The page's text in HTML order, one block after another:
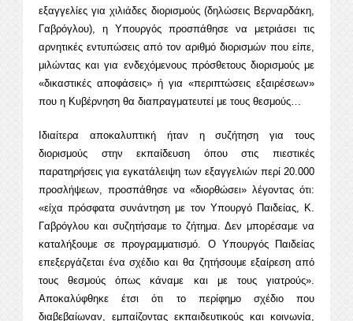
εξαγγελίες για χιλιάδες διορισμούς (δηλώσεις Βερναρδάκη,
Γαβρόγλου), η Υπουργός προσπάθησε να μετριάσει τις
αρνητικές εντυπώσεις από τον αριθμό διορισμών που είπε,
μιλώντας και για ενδεχόμενους πρόσθετους διορισμούς με
«δικαστικές αποφάσεις» ή για «περιπτώσεις εξαιρέσεων»
που η Κυβέρνηση θα διαπραγματευτεί με τους θεσμούς…
Ιδιαίτερα αποκαλυπτική ήταν η συζήτηση για τους
διορισμούς στην εκπαίδευση όπου στις πιεστικές
παρατηρήσεις για εγκατάλειψη των εξαγγελιών περί 20.000
προσλήψεων, προσπάθησε να «διορθώσει» λέγοντας ότι:
«είχα πρόσφατα συνάντηση με τον Υπουργό Παιδείας, Κ.
Γαβρόγλου και συζητήσαμε το ζήτημα. Δεν μπορέσαμε να
καταλήξουμε σε προγραμματισμό. Ο Υπουργός Παιδείας
επεξεργάζεται ένα σχέδιο και θα ζητήσουμε εξαίρεση από
τους θεσμούς όπως κάναμε και με τους γιατρούς».
Αποκαλύφθηκε έτσι ότι το περίφημο σχέδιο που
διαβεβαίωναν, εμπαίζοντας εκπαιδευτικούς και κοινωνία,